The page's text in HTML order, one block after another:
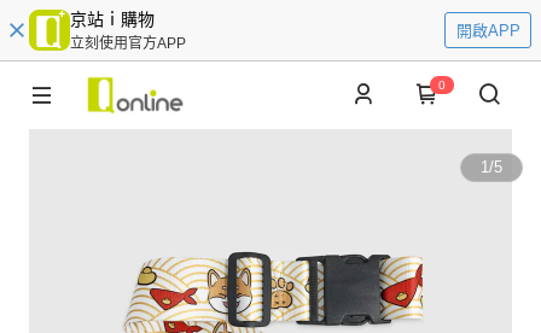
京站ｉ購物
立刻使用官方APP
開啟APP
0
1/5